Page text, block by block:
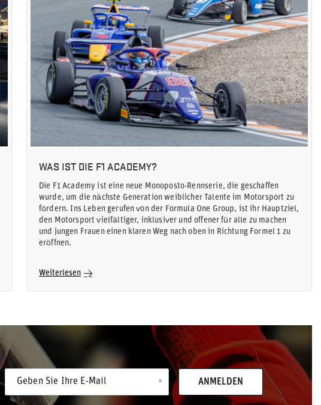
WAS IST DIE F1 ACADEMY?
Die F1 Academy ist eine neue Monoposto-Rennserie, die geschaffen
wurde, um die nächste Generation weiblicher Talente im Motorsport zu
fördern. Ins Leben gerufen von der Formula One Group, ist ihr Hauptziel,
den Motorsport vielfältiger, inklusiver und offener für alle zu machen
und jungen Frauen einen klaren Weg nach oben in Richtung Formel 1 zu
eröffnen.
Weiterlesen
Geben Sie Ihre E-Mail ANMELDEN